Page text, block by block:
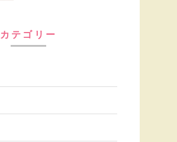
カテゴリー